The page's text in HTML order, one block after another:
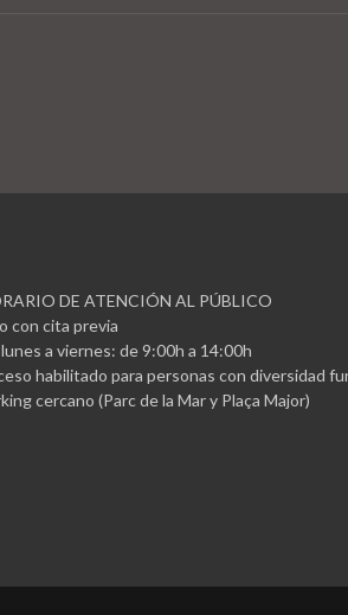
DE ATENCIÓN AL PÚBLICO
con cita previa
a viernes: de 9:00h a 14:00h
habilitado para personas con diversidad
cercano (Parc de la Mar y Plaça Major)